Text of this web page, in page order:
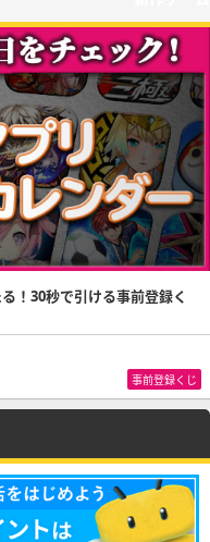
！30秒で引ける事前登録く
事前登録くじ